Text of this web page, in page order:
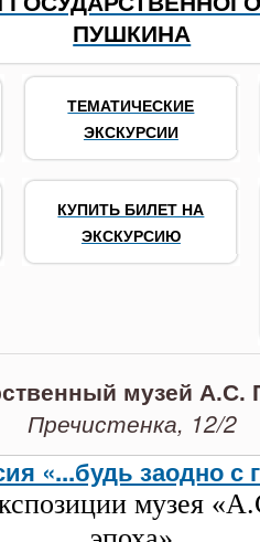
ПУШКИНА
ТЕМАТИЧЕСКИЕ
ЭКСКУРСИИ
КУПИТЬ БИЛЕТ НА
ЭКСКУРСИЮ
музей А.С.
Пречистенка, 12/2
«...будь заодно с
музея